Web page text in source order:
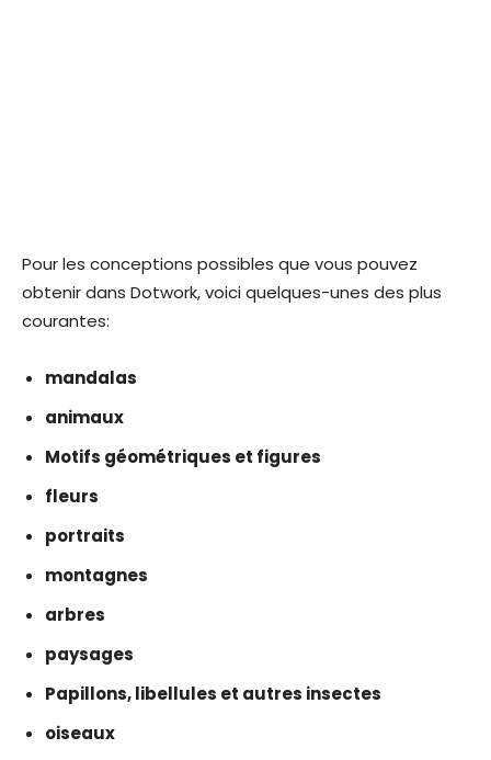
Pour les conceptions possibles que vous pouvez
obtenir dans Dotwork, voici quelques-unes des plus
courantes:
mandalas
animaux
Motifs géométriques et figures
fleurs
portraits
montagnes
arbres
paysages
Papillons, libellules et autres insectes
oiseaux